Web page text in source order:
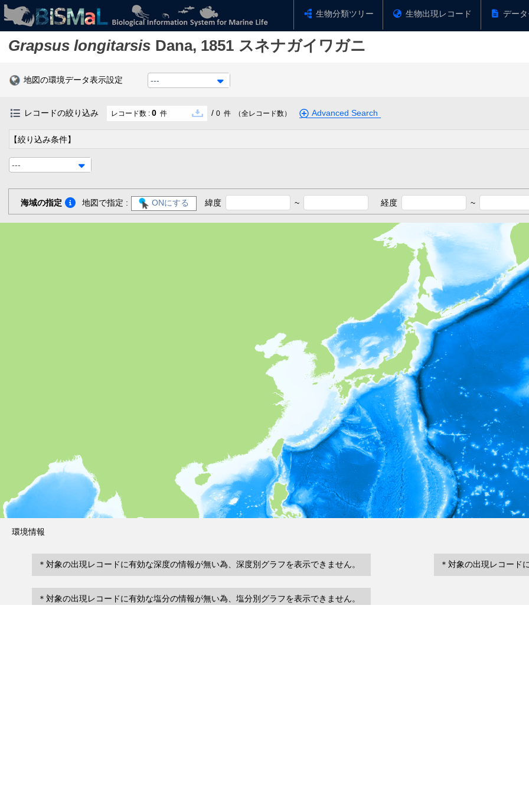
生物分類ツリー 生物出現レコード デー
Grapsus longitarsis Dana, 1851 スネナガイワガニ
地図の環境データ表示設定 ---
レコードの絞り込み レコード数 : 0 件 / 0 件 （全レコード数） Advanced Search
【絞り込み条件】
---
海域の指定 地図で指定 : ONにする 緯度 ~ 経度 ~
環境情報
＊対象の出現レコードに有効な深度の情報が無い為、深度別グラフを表示できません。 ＊対象の出現レコード
＊対象の出現レコードに有効な塩分の情報が無い為、塩分別グラフを表示できません。